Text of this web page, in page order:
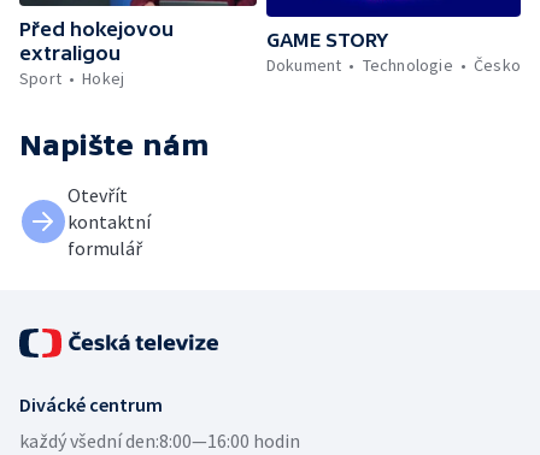
Před hokejovou
extraligou
Sport
Hokej
GAME STORY
Dokument
Technologie Česko
Napište nám
Otevřít
kontaktní
formulář
Divácké centrum
každý všední den:8:00—16:00 hodin